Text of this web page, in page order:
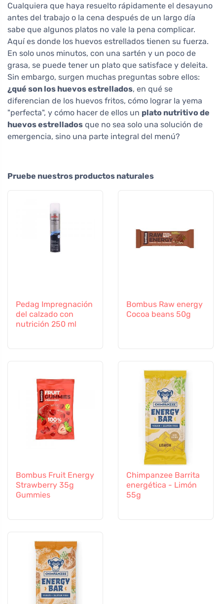
Cualquiera que haya resuelto rápidamente el desayuno
antes del trabajo o la cena después de un largo día
sabe que algunos platos no vale la pena complicar.
Aquí es donde los huevos estrellados tienen su fuerza.
En solo unos minutos, con una sartén y un poco de
grasa, se puede tener un plato que satisface y deleita.
Sin embargo, surgen muchas preguntas sobre ellos:
¿qué son los huevos estrellados, en qué se
diferencian de los huevos fritos, cómo lograr la yema
"perfecta", y cómo hacer de ellos un plato nutritivo de
huevos estrellados que no sea solo una solución de
emergencia, sino una parte integral del menú?
Pruebe nuestros productos naturales
Pedag Impregnación
del calzado con
nutrición 250 ml
Bombus Raw energy
Cocoa beans 50g
Bombus Fruit Energy
Strawberry 35g
Gummies
Chimpanzee Barrita
energética - Limón
55g